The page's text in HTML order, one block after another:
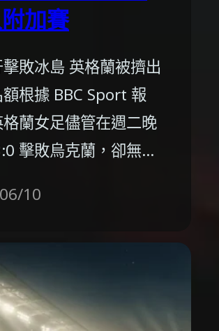
加賽
敗冰島 英格蘭被擠出
根據 BBC Sport 報
蘭女足儘管在週二晚
擊敗烏克蘭，卻無…
10